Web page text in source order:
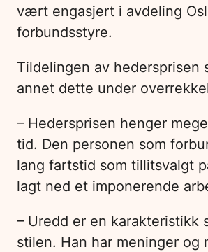
vært engasjert i avdeling
forbundsstyre.
Tildelingen av hedersprisen
annet dette under
– Hedersprisen henger
tid. Den personen som
lang fartstid som tillitsvalgt
lagt ned et imponerende
– Uredd er en karakteristikk
stilen. Han har meninger